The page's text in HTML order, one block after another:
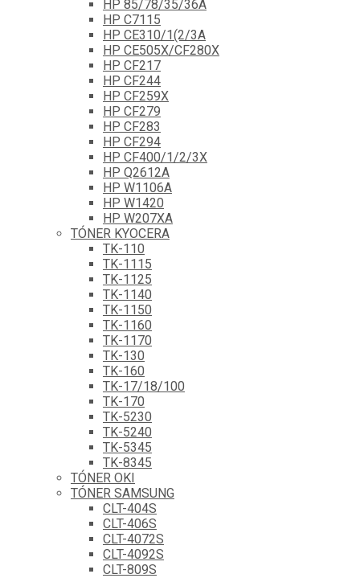
HP 85/78/35/36A
HP C7115
HP CE310/1(2/3A
HP CE505X/CF280X
HP CF217
HP CF244
HP CF259X
HP CF279
HP CF283
HP CF294
HP CF400/1/2/3X
HP Q2612A
HP W1106A
HP W1420
HP W207XA
TÓNER KYOCERA
TK-110
TK-1115
TK-1125
TK-1140
TK-1150
TK-1160
TK-1170
TK-130
TK-160
TK-17/18/100
TK-170
TK-5230
TK-5240
TK-5345
TK-8345
TÓNER OKI
TÓNER SAMSUNG
CLT-404S
CLT-406S
CLT-4072S
CLT-4092S
CLT-809S